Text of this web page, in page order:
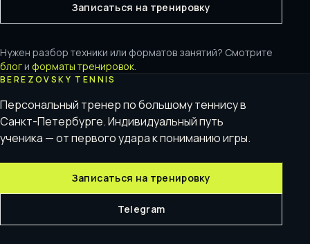
Записаться на тренировку
Нужен разбор техники или форматов занятий? Смотрите
блог и форматы тренировок.
BEREZOVSKY TENNIS
Персональный тренер по большому теннису в
Санкт-Петербурге. Индивидуальный путь
ученика — от первого удара к пониманию игры.
Записаться на тренировку
Telegram